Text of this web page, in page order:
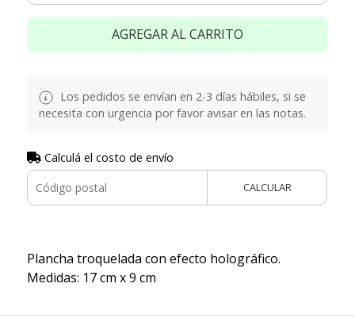
AGREGAR AL CARRITO
Los pedidos se envían en 2-3 días hábiles, si se
necesita con urgencia por favor avisar en las notas.
Calculá el costo de envío
CALCULAR
Plancha troquelada con efecto holográfico.
Medidas: 17 cm x 9 cm